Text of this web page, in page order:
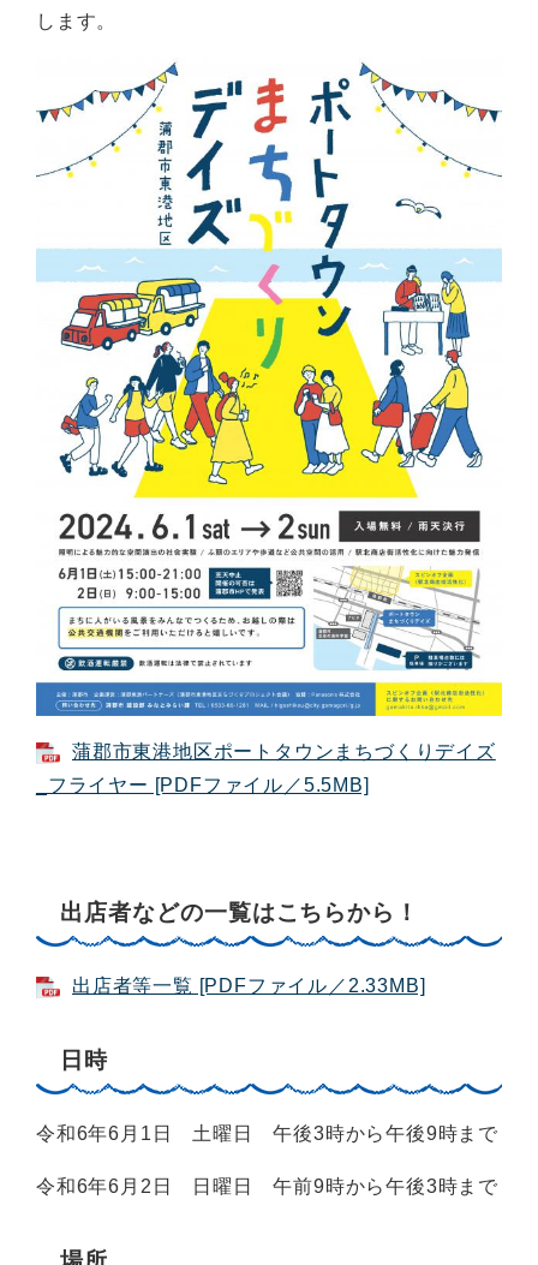
します。
蒲郡市東港地区ポートタウンまちづくりデイズ
_フライヤー [PDFファイル／5.5MB]
出店者などの一覧はこちらから！
出店者等一覧 [PDFファイル／2.33MB]
日時
令和6年6月1日 土曜日 午後3時から午後9時まで
令和6年6月2日 日曜日 午前9時から午後3時まで